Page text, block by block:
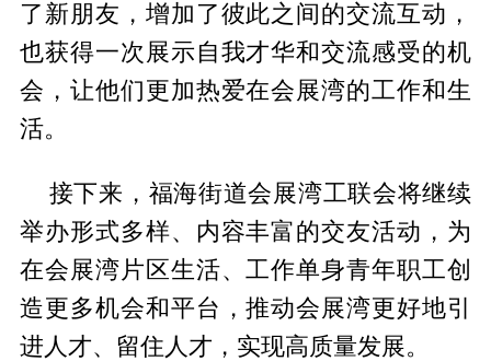
了新朋友，增加了彼此之间的交流互动，
也获得一次展示自我才华和交流感受的机
会，让他们更加热爱在会展湾的工作和生
活。
接下来，福海街道会展湾工联会将继续
举办形式多样、内容丰富的交友活动，为
在会展湾片区生活、工作单身青年职工创
造更多机会和平台，推动会展湾更好地引
进人才、留住人才，实现高质量发展。